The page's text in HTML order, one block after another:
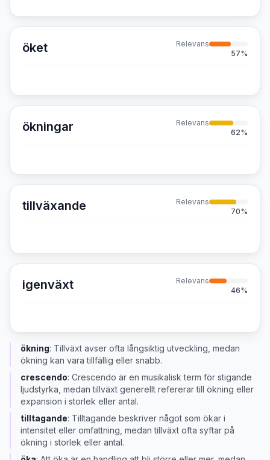
öket
Relevans
57%
ökningar
Relevans
62%
tillväxande
Relevans
70%
igenväxt
Relevans
46%
ökning: Tillväxt avser ofta långsiktig utveckling, medan
ökning kan vara tillfällig eller snabb.
crescendo: Crescendo är en musikalisk term för stigande
ljudstyrka, medan tillväxt generellt refererar till ökning eller
expansion i storlek eller antal.
tilltagande: Tilltagande beskriver något som ökar i
intensitet eller omfattning, medan tillväxt ofta syftar på
ökning i storlek eller antal.